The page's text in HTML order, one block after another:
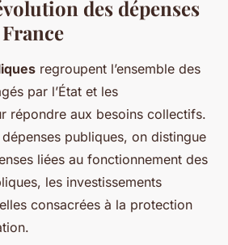
des dépenses
regroupent l’ensemble des
par l’État et les
répondre aux besoins collectifs.
publiques, on distingue
liées au fonctionnement des
les investissements
consacrées à la protection